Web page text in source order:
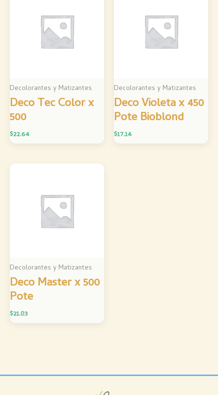
Decolorantes y Matizantes
Deco Tec Color x
500
$22.64
Decolorantes y Matizantes
Deco Violeta x 450
Pote Bioblond
$17.14
Decolorantes y Matizantes
Deco Master x 500
Pote
$21.03